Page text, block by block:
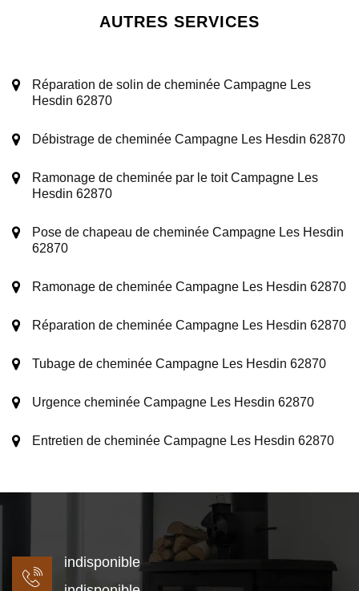
AUTRES SERVICES
Réparation de solin de cheminée Campagne Les
Hesdin 62870
Débistrage de cheminée Campagne Les Hesdin 62870
Ramonage de cheminée par le toit Campagne Les
Hesdin 62870
Pose de chapeau de cheminée Campagne Les Hesdin
62870
Ramonage de cheminée Campagne Les Hesdin 62870
Réparation de cheminée Campagne Les Hesdin 62870
Tubage de cheminée Campagne Les Hesdin 62870
Urgence cheminée Campagne Les Hesdin 62870
Entretien de cheminée Campagne Les Hesdin 62870
indisponible